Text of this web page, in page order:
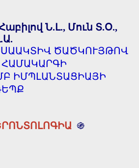
Ն.Լ., Մուն Տ.Օ.,
ԾԱԾԿՈՒՅԹՈՎ
ԻՄՊԼԱՆՏԱՑԻԱՅԻ
֍